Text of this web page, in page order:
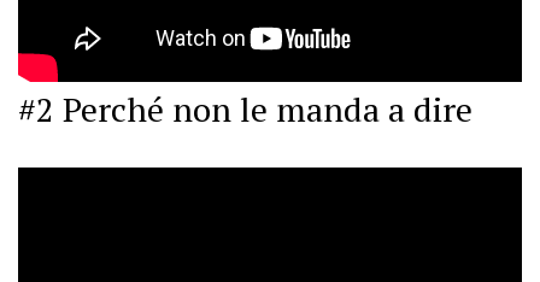
#2 Perché non le manda a dire